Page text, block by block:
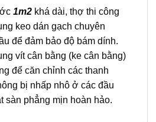
1m2 khá dài, thợ thi công
keo dán gạch chuyên
để đảm bảo độ bám dính.
vít cân bằng (ke cân bằng)
để căn chỉnh các thanh
bị nhấp nhô ở các đầu
sàn phẳng mịn hoàn hảo.